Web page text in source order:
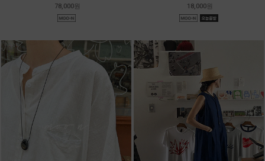
78,000원
18,000원